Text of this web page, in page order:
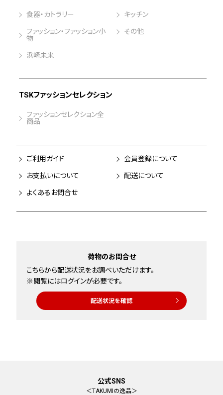
食器・カトラリー キッチン
ファッション・ファッション小
物
その他
浜崎未来
TSKファッションセレクション
ファッションセレクション全
商品
ご利用ガイド 会員登録について
お支払いについて 配送について
よくあるお問合せ
荷物のお問合せ
こちらから配送状況をお調べいただけます。
※閲覧にはログインが必要です。
配送状況を確認
公式SNS
＜TAKUMIの逸品＞